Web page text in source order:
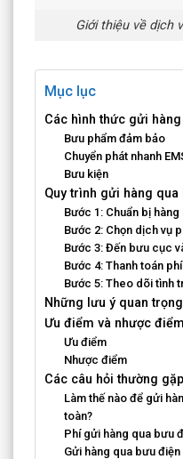
Giới thiệu về dịch
Mục lục
Các hình thức gửi
Bưu phẩm đảm bảo
Chuyển phát nhanh
Bưu kiện
Quy trình gửi hàng qua
Bước 1: Chuẩn bị
Bước 2: Chọn dịch vụ
Bước 3: Đến bưu cục
Bước 4: Thanh toán
Bước 5: Theo dõi tình
Những lưu ý quan
Ưu điểm và nhược
Ưu điểm
Nhược điểm
Các câu hỏi thường
Làm thế nào để gửi
toàn?
Phí gửi hàng qua bưu
Gửi hàng qua bưu